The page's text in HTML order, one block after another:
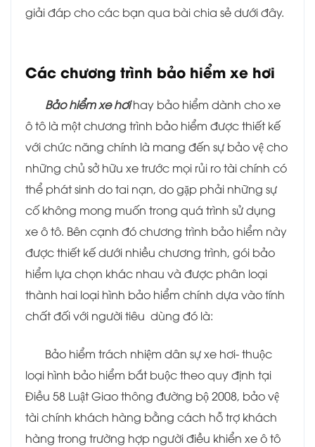
giải đáp cho các bạn qua bài chia sẻ dưới đây.
Các chương trình bảo hiểm xe hơi
Bảo hiểm xe hơihay bảo hiểm dành cho xe
ô tô là một chương trình bảo hiểm được thiết kế
với chức năng chính là mang đến sự bảo vệ cho
những chủ sở hữu xe trước mọi rủi ro tài chính có
thể phát sinh do tai nạn, do gặp phải những sự
cố không mong muốn trong quá trình sử dụng
xe ô tô. Bên cạnh đó chương trình bảo hiểm này
được thiết kế dưới nhiều chương trình, gói bảo
hiểm lựa chọn khác nhau và được phân loại
thành hai loại hình bảo hiểm chính dựa vào tính
chất đối với người tiêu dùng đó là:
Bảo hiểm trách nhiệm dân sự xe hơi- thuộc
loại hình bảo hiểm bắt buộc theo quy định tại
Điều 58 Luật Giao thông đường bộ 2008, bảo vệ
tài chính khách hàng bằng cách hỗ trợ khách
hàng trong trường hợp người điều khiển xe ô tô